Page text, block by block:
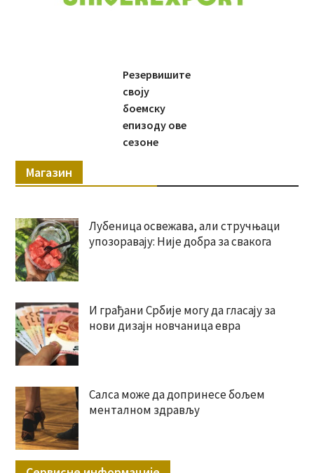
Резервишите
своју
боемску
епизоду ове
сезоне
Магазин
Лубеница освежава, али стручњаци
упозоравају: Није добра за свакога
И грађани Србије могу да гласају за
нови дизајн новчаница евра
Салса може да допринесе бољем
менталном здрављу